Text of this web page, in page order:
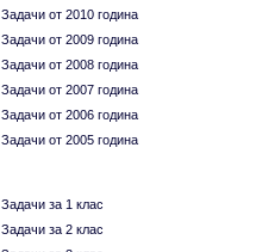
Задачи от 2010 година
Задачи от 2009 година
Задачи от 2008 година
Задачи от 2007 година
Задачи от 2006 година
Задачи от 2005 година
Задачи за 1 клас
Задачи за 2 клас